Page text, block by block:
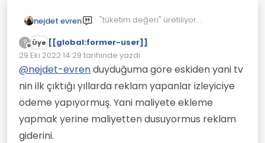
nejdet evren
"tüketim değeri" üretiliyor
kapma şansı yükselecektir;
kapitalizm mantığına uygun
davranıyor ve maliyetleri söylendiği
gibi arz-talep eğrisi belirlemiyor;
emek gücünün artık kısmına göre
belirleniyor ve tabi ki reklam
giderleri de tüketicilere mal ediliyor;
çok hoş değil mi?
?
Çevrimdışı
Üye [[global:former-user]]
29 Eki 2022 14:29 tarihinde yazdı
Son düzenleyen:
@nejdet-evrenduyduğuma göre eskiden yani tv
nin ilk çıktığı yıllarda reklam yapanlar izleyiciye
ödeme yapıyormuş. Yani maliyete ekleme
yapmak yerine maliyetten dusuyormus reklam
giderini.